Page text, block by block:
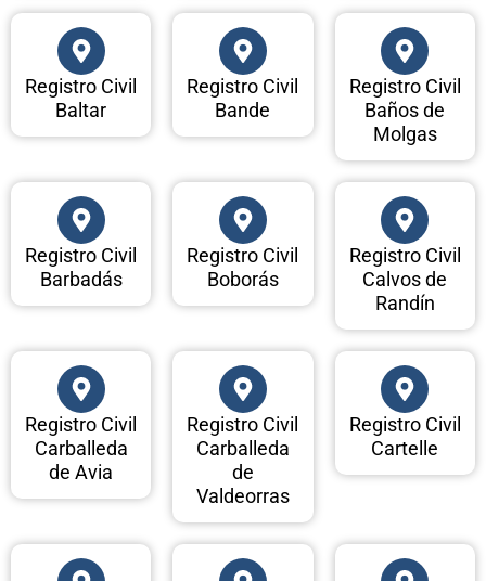
Registro Civil
Baltar
Registro Civil
Bande
Registro Civil
Baños de
Molgas
Registro Civil
Barbadás
Registro Civil
Boborás
Registro Civil
Calvos de
Randín
Registro Civil
Carballeda
de Avia
Registro Civil
Carballeda
de
Valdeorras
Registro Civil
Cartelle